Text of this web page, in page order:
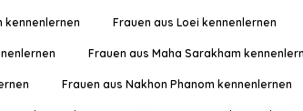
kennenlernen Frauen aus Loei kennenlernen
Frauen aus Maha Sarakham
Frauen aus Nakhon Phanom kennenlernen